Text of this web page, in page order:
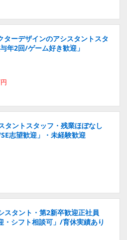
ターデザインのアシスタントスタ
年2回/ゲーム好き歓迎」
タントスタッフ・残業ほぼなし
志望歓迎」・未経験歓迎
スタント・第2新卒歓迎正社員
・シフト相談可」/育休実績あり